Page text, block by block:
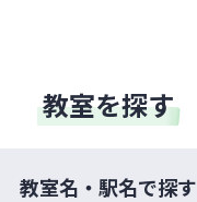
教室を探す
教室名・駅名で探す